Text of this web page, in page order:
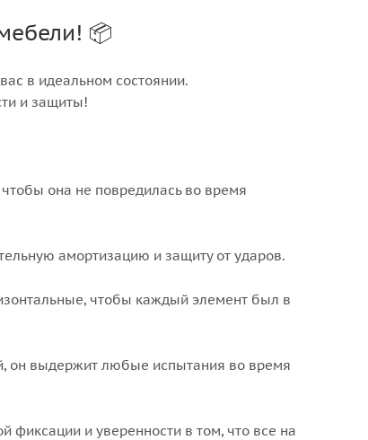
📦
в идеальном состоянии.
и защиты!
она не повредилась во время
амортизацию и защиту от ударов.
чтобы каждый элемент был в
он выдержит любые испытания во время
фиксации и уверенности в том, что все на